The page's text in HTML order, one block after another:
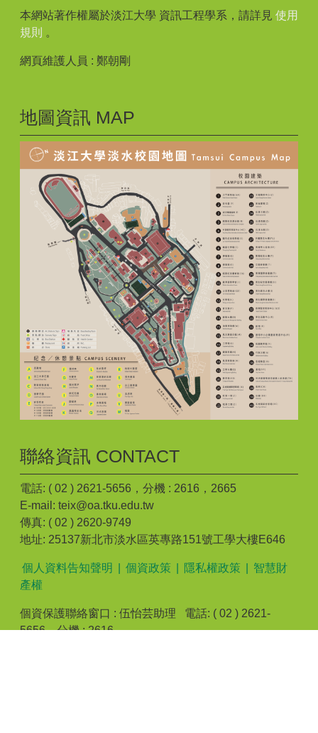
本網站著作權屬於淡江大學 資訊工程學系，請詳見 使用
規則 。
網頁維護人員 : 鄭朝剛
地圖資訊 MAP
聯絡資訊 CONTACT
電話: ( 02 ) 2621-5656，分機 : 2616，2665
E-mail: teix@oa.tku.edu.tw
傳真: ( 02 ) 2620-9749
地址: 25137新北市淡水區英專路151號工學大樓E646
個人資料告知聲明 個資政策 隱私權政策
智慧財
產權
個資保護聯絡窗口 : 伍怡芸助理 電話: ( 02 ) 2621-
5656，分機 : 2616